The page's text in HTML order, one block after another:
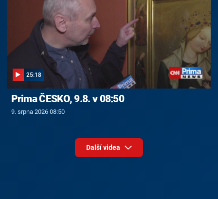
25:18
Prima ČESKO, 9.8. v 08:50
9. srpna 2026 08:50
Další videa